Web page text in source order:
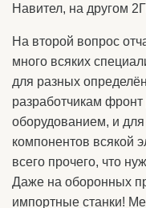
Навител, на другом
На второй вопрос
много всяких
для разных
разработчикам
оборудованием, и
компонентов всякой
всего прочего, что
Даже на оборонных
импортные станки!